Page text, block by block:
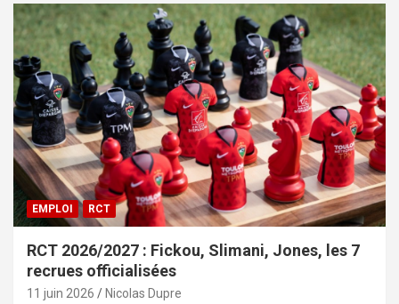
EMPLOI RCT
RCT 2026/2027 : Fickou, Slimani, Jones, les 7
recrues officialisées
11 juin 2026 Nicolas Dupre